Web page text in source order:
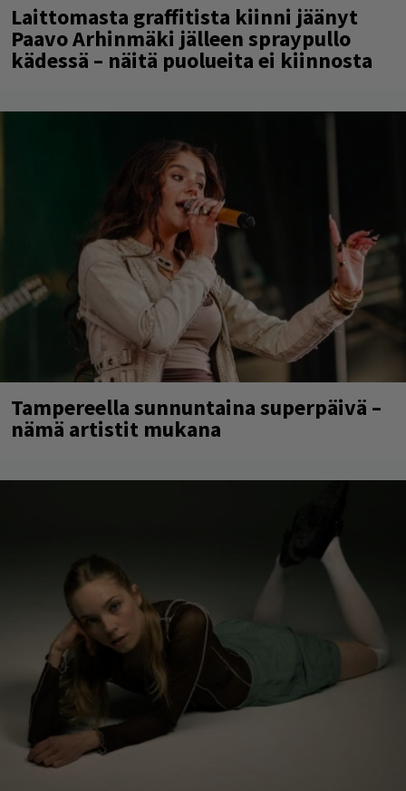
Laittomasta graffitista kiinni jäänyt
Paavo Arhinmäki jälleen spraypullo
kädessä – näitä puolueita ei kiinnosta
Tampereella sunnuntaina superpäivä –
nämä artistit mukana